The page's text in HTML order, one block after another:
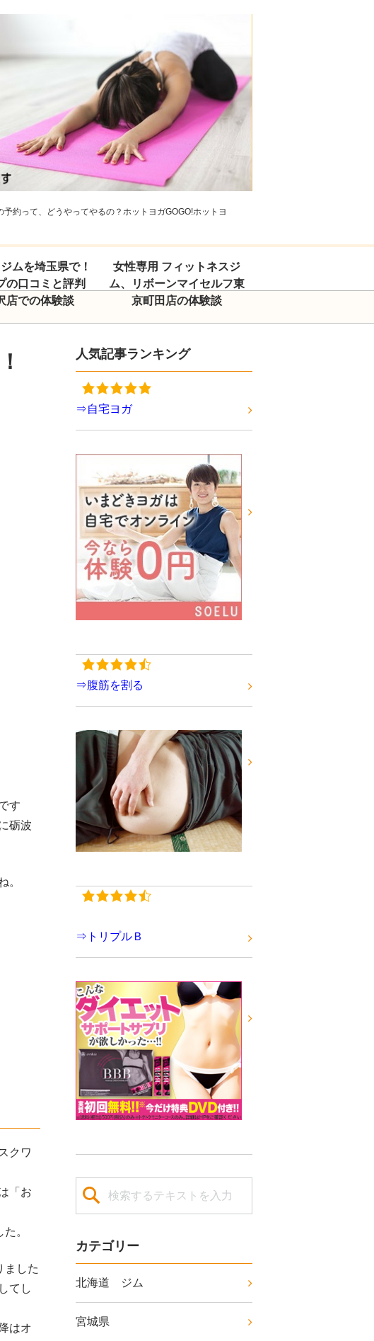
約って、どうやってやるの？ホットヨガGOGO!ホットヨ
ムを埼玉県で！
の口コミと評判
店での体験談
女性専用 フィットネスジ
ム、リボーンマイセルフ東
京町田店の体験談
す
砺波
。
クワ
「お
。
ました
てし
はオ
人気記事ランキング
⇒自宅ヨガ
⇒腹筋を割る
⇒トリプルＢ
カテゴリー
北海道 ジム
宮城県